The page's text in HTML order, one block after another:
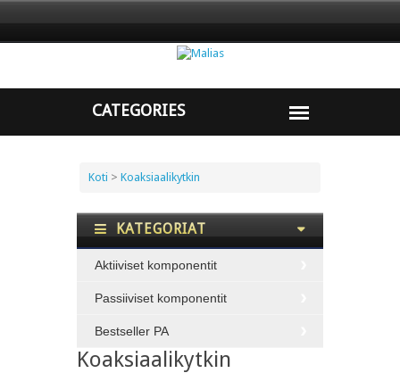
Koti > Koaksiaalikytkin
KATEGORIAT
Aktiiviset komponentit
Passiiviset komponentit
Bestseller PA
Koaksiaalikytkin